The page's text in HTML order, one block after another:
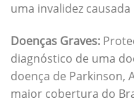
uma invalidez
Doenças Graves:
diagnóstico de uma
doença de Parkinson,
maior cobertura do